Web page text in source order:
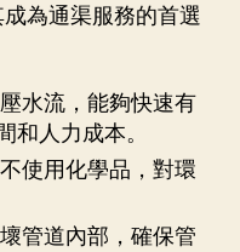
為通渠服務的首選
水流，能夠快速有
人力成本。
使用化學品，對環
管道內部，確保管